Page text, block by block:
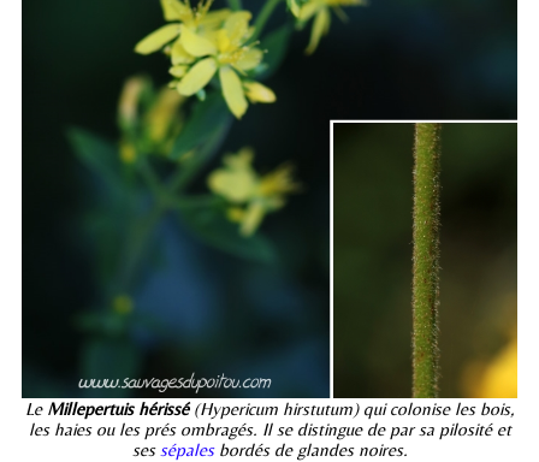
Le Millepertuis hérissé(Hypericum hirstutum) qui colonise les bois,
les haies ou les prés ombragés. Il se distingue de par sa pilosité et
sessépalesbordés de glandes noires.